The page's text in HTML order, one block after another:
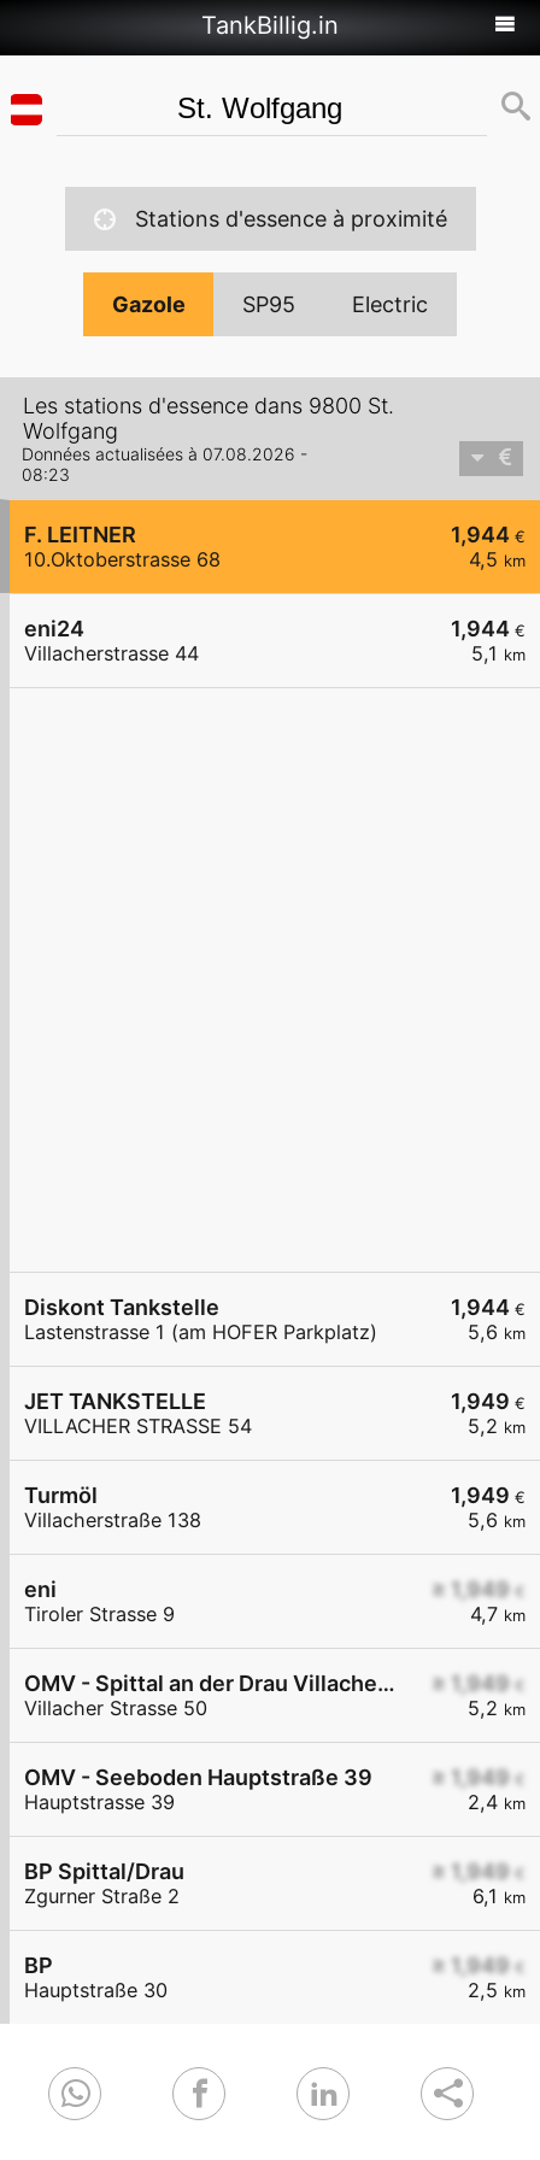
TankBillig.in
Stations d'essence à proximité
Gazole SP95 Electric
Les stations d'essence dans 9800 St.
Wolfgang
Données actualisées à 07.08.2026 -
08:23
1,944 €
4,5 km
F. LEITNER
10.Oktoberstrasse 68
1,944 €
5,1 km
eni24
Villacherstrasse 44
1,944 €
5,6 km
Diskont Tankstelle
Lastenstrasse 1 (am HOFER Parkplatz)
1,949 €
5,2 km
JET TANKSTELLE
VILLACHER STRASSE 54
1,949 €
5,6 km
Turmöl
Villacherstraße 138
≥ 1,949 €
4,7 km
eni
Tiroler Strasse 9
≥ 1,949 €
5,2 km
OMV - Spittal an der Drau Villacher Straße 50
Villacher Strasse 50
≥ 1,949 €
2,4 km
OMV - Seeboden Hauptstraße 39
Hauptstrasse 39
≥ 1,949 €
6,1 km
BP Spittal/Drau
Zgurner Straße 2
≥ 1,949 €
2,5 km
BP
Hauptstraße 30